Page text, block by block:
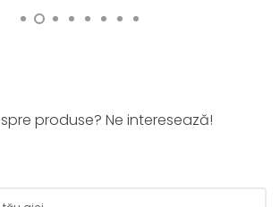
produse? Ne interesează!